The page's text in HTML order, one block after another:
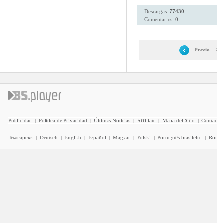
Descargas: 77430
Comentarios: 0
Previo
Publicidad | Política de Privacidad | Últimas Noticias | Affiliate | Mapa del Sitio |
Български | Deutsch | English | Español | Magyar | Polski | Português brasileiro |